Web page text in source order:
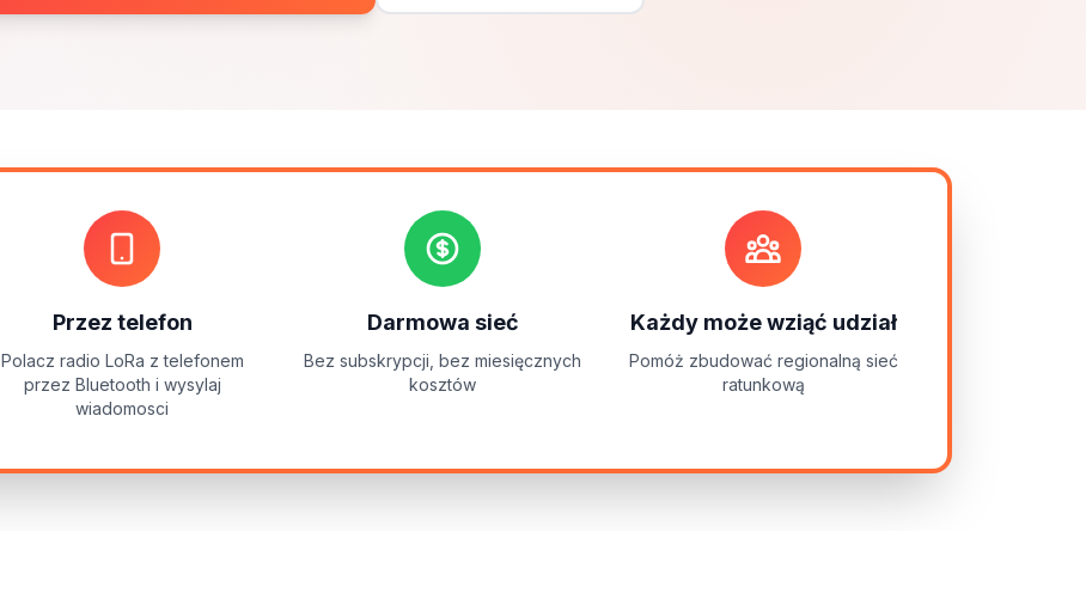
Przez telefon
Polacz radio LoRa z telefonem
przez Bluetooth i wysylaj
wiadomosci
Darmowa sieć
Bez subskrypcji, bez miesięcznych
kosztów
Każdy może wziąć udział
Pomóż zbudować regionalną sieć
ratunkową